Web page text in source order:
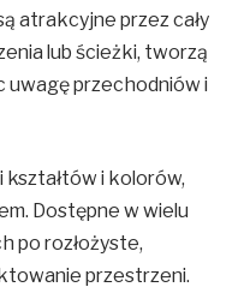
atrakcyjne przez cały
lub ścieżki, tworzą
uwagę przechodniów i
kształtów i kolorów,
Dostępne w wielu
po rozłożyste,
przestrzeni.